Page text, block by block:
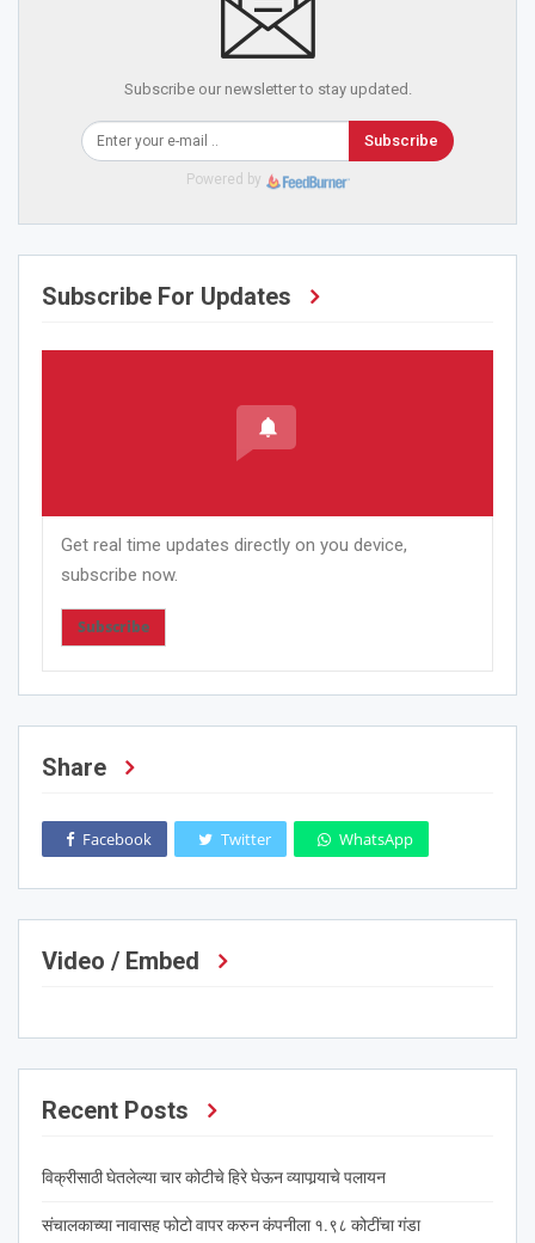
Subscribe our newsletter to stay updated.
Subscribe
Powered by
Subscribe For Updates
Get real time updates directly on you device,
subscribe now.
Subscribe
Share
Facebook Twitter WhatsApp
Video / Embed
Recent Posts
विक्रीसाठी घेतलेल्या चार कोटीचे हिरे घेऊन व्यापार्‍याचे पलायन
संचालकाच्या नावासह फोटो वापर करुन कंपनीला १.९८ कोटींचा गंडा